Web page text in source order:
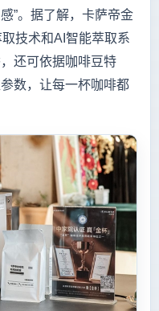
”。据了解，卡萨帝金
技术和AI智能萃取系
还可依据咖啡豆特
数，让每一杯咖啡都